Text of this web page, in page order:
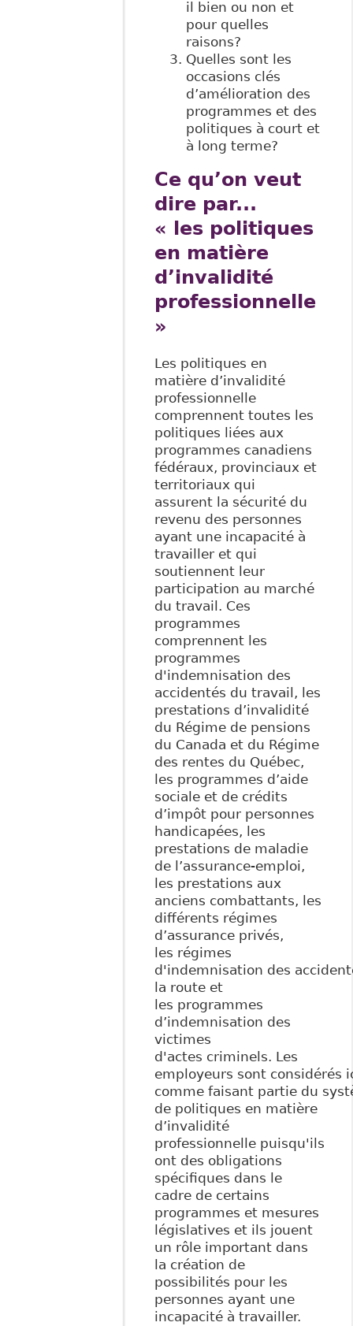
il bien ou non et
pour quelles
raisons?
Quelles sont les
occasions clés
d’amélioration des
programmes et des
politiques à court et
à long terme?
Ce qu’on veut
dire par...
« les politiques
en matière
d’invalidité
professionnelle
»
Les politiques en
matière d’invalidité
professionnelle
comprennent toutes les
politiques liées aux
programmes canadiens
fédéraux, provinciaux et
territoriaux qui
assurent la sécurité du
revenu des personnes
ayant une incapacité à
travailler et qui
soutiennent leur
participation au marché
du travail. Ces
programmes
comprennent les
programmes
d'indemnisation des
accidentés du travail, les
prestations d’invalidité
du Régime de pensions
du Canada et du Régime
des rentes du Québec,
les programmes d’aide
sociale et de crédits
d’impôt pour personnes
handicapées, les
prestations de maladie
de l’assurance-emploi,
les prestations aux
anciens combattants, les
différents régimes
d’assurance privés,
les régimes
d'indemnisation des
la route et
les programmes
d’indemnisation des
victimes
d'actes criminels. Les
employeurs sont considérés
comme faisant partie du
de politiques en matière
d’invalidité
professionnelle puisqu'ils
ont des obligations
spécifiques dans le
cadre de certains
programmes et mesures
législatives et ils jouent
un rôle important dans
la création de
possibilités pour les
personnes ayant une
incapacité à travailler.